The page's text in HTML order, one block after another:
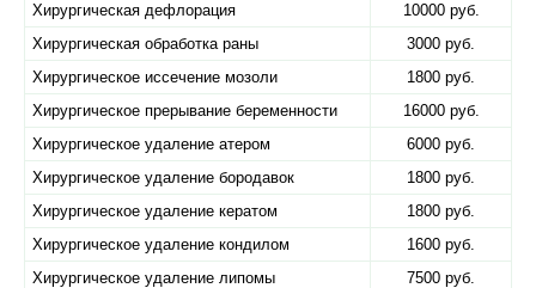
Хирургическая дефлорация
10000 руб.
Хирургическая обработка раны
3000 руб.
Хирургическое иссечение мозоли
1800 руб.
Хирургическое прерывание беременности
16000 руб.
Хирургическое удаление атером
6000 руб.
Хирургическое удаление бородавок
1800 руб.
Хирургическое удаление кератом
1800 руб.
Хирургическое удаление кондилом
1600 руб.
Хирургическое удаление липомы
7500 руб.